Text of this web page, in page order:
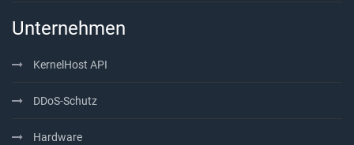
Unternehmen
KernelHost API
DDoS-Schutz
Hardware